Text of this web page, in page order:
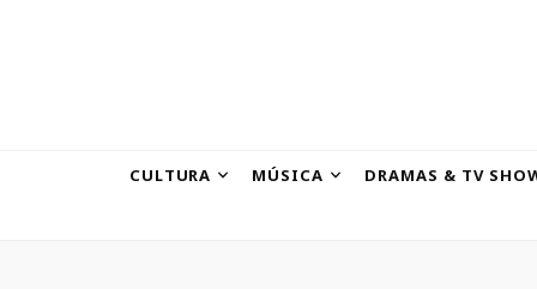
CULTURA MÚSICA DRAMAS & TV